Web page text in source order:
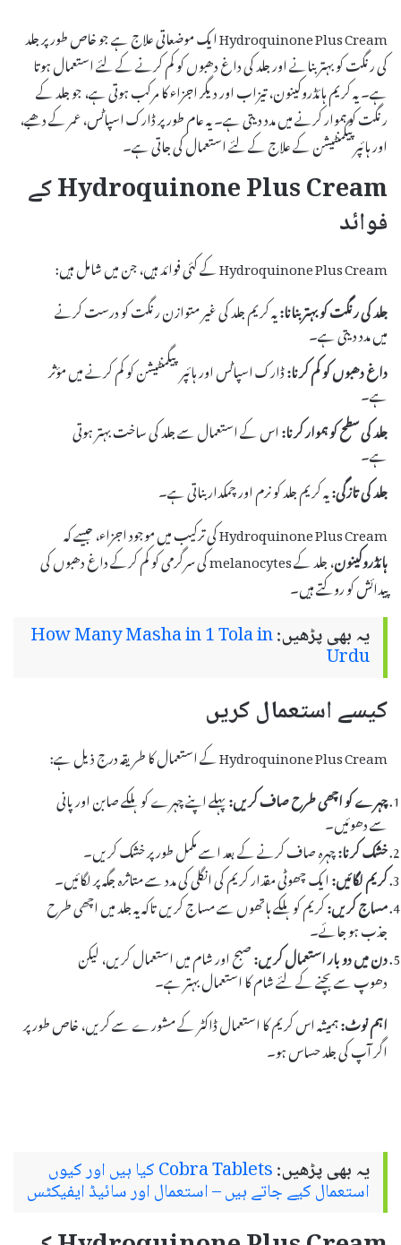
Hydroquinone Plus Cream ایک موضعاتی علاج ہے جو خاص طور پر جلد
کی رنگت کو بہتر بنانے اور جلد کی داغ دھبوں کو کم کرنے کے لئے استعمال ہوتا
ہے۔ یہ کریم ہائڈروکینون، تیزاب اور دیگر اجزاء کا مرکب ہوتی ہے، جو جلد کے
رنگت کو ہموار کرنے میں مدد دیتی ہے۔ یہ عام طور پر ڈارک اسپاٹس، عمر کے دھبے،
اور ہائپر پیگمنٹیشن کے علاج کے لئے استعمال کی جاتی ہے۔
Hydroquinone Plus Cream کے
فوائد
Hydroquinone Plus Cream کے کئی فوائد ہیں، جن میں شامل ہیں:
جلد کی رنگت کو بہتر بنانا:یہ کریم جلد کی غیر متوازن رنگت کو درست کرنے
میں مدد دیتی ہے۔
داغ دھبوں کو کم کرنا:ڈارک اسپاٹس اور ہائپرپیگمنٹیشن کو کم کرنے میں مؤثر
ہے۔
جلد کی سطح کو ہموار کرنا:اس کے استعمال سے جلد کی ساخت بہتر ہوتی
ہے۔
جلد کی تازگی:یہ کریم جلد کو نرم اور چمکدار بناتی ہے۔
Hydroquinone Plus Cream کی ترکیب میں موجود اجزاء، جیسے کہ
ہائڈروکینون ، جلد کے melanocytes کی سرگرمی کو کم کرکے داغ دھبوں کی
پیدائش کو روکتے ہیں۔
یہ بھی پڑھیں:How Many Masha in 1 Tola in
Urdu
کیسے استعمال کریں
Hydroquinone Plus Cream کے استعمال کا طریقہ درج ذیل ہے:
چہرے کو اچھی طرح صاف کریں:پہلے اپنے چہرے کو ہلکے صابن اور پانی
سے دھوئیں۔
خشک کرنا:چہرہ صاف کرنے کے بعد اسے مکمل طور پر خشک کریں۔
کریم لگائیں:ایک چھوٹی مقدار کریم کی انگلی کی مدد سے متاثرہ جگہ پر لگائیں۔
مساج کریں:کریم کو ہلکے ہاتھوں سے مساج کریں تاکہ یہ جلد میں اچھی طرح
جذب ہو جائے۔
دن میں دو بار استعمال کریں:صبح اور شام میں استعمال کریں، لیکن
دھوپ سے بچنے کے لئے شام کا استعمال بہتر ہے۔
اہم نوٹ:ہمیشہ اس کریم کا استعمال ڈاکٹر کے مشورے سے کریں، خاص طور پر
اگر آپ کی جلد حساس ہو۔
یہ بھی پڑھیں: Cobra Tablets کیا ہیں اور کیوں
استعمال کیے جاتے ہیں – استعمال اور سائیڈ ایفیکٹس